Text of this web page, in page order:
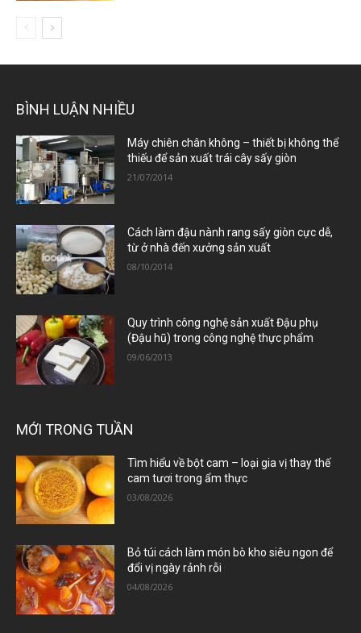
BÌNH LUẬN NHIỀU
Máy chiên chân không – thiết bị không thể
thiếu để sản xuất trái cây sấy giòn
21/07/2014
Cách làm đậu nành rang sấy giòn cực dễ,
từ ở nhà đến xưởng sản xuất
08/10/2014
Quy trình công nghệ sản xuất Đậu phụ
(Đậu hũ) trong công nghệ thực phẩm
09/06/2013
MỚI TRONG TUẦN
Tìm hiểu về bột cam – loại gia vị thay thế
cam tươi trong ẩm thực
03/08/2026
Bỏ túi cách làm món bò kho siêu ngon để
đổi vị ngày rảnh rỗi
04/08/2026